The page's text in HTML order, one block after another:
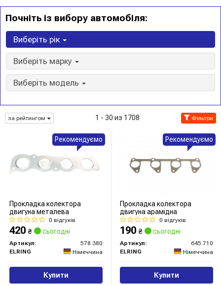
Почніть із вибору автомобіля:
Виберіть рік
Виберіть марку
Виберіть модель
за рейтингом 1 - 30 из 1708 Фільтри
Прокладка колектора
двигуна металева
0 відгуків
420 ₴ сьогодні
Артикул:
578.380
ELRING
Німеччина
Купити
Рекомендуємо
Прокладка колектора
двигуна арамідна
0 відгуків
190 ₴ сьогодні
Артикул:
645.710
ELRING
Німеччина
Купити
Рекомендуємо